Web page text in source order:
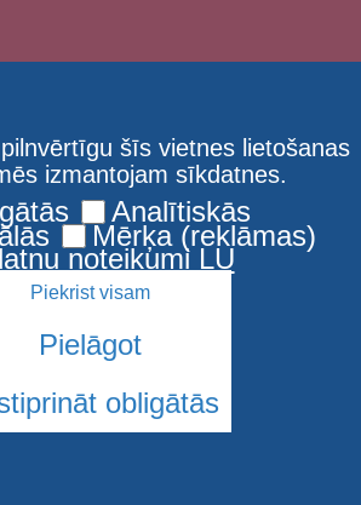
Privātuma atruna
Sīkdatņu informācija
Visas tiesības aizsargātas
šīs vietnes lietošanas
izmantojam sīkdatnes.
Analītiskās
Mērķa (reklāmas)
noteikumi LU
Piekrist visam
Pielāgot
obligātās